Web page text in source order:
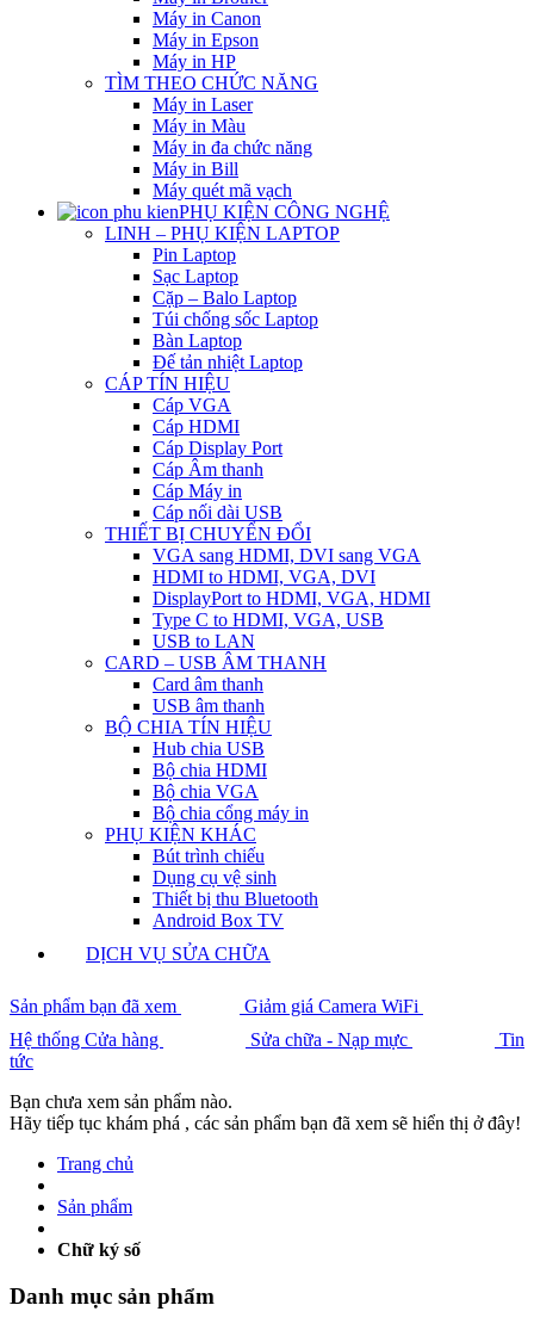
Máy in Canon
Máy in Epson
Máy in HP
TÌM THEO CHỨC NĂNG
Máy in Laser
Máy in Màu
Máy in đa chức năng
Máy in Bill
Máy quét mã vạch
PHỤ KIỆN CÔNG NGHỆ
LINH – PHỤ KIỆN LAPTOP
Pin Laptop
Sạc Laptop
Cặp – Balo Laptop
Túi chống sốc Laptop
Bàn Laptop
Đế tản nhiệt Laptop
CÁP TÍN HIỆU
Cáp VGA
Cáp HDMI
Cáp Display Port
Cáp Âm thanh
Cáp Máy in
Cáp nối dài USB
THIẾT BỊ CHUYỂN ĐỔI
VGA sang HDMI, DVI sang VGA
HDMI to HDMI, VGA, DVI
DisplayPort to HDMI, VGA, HDMI
Type C to HDMI, VGA, USB
USB to LAN
CARD – USB ÂM THANH
Card âm thanh
USB âm thanh
BỘ CHIA TÍN HIỆU
Hub chia USB
Bộ chia HDMI
Bộ chia VGA
Bộ chia cổng máy in
PHỤ KIỆN KHÁC
Bút trình chiếu
Dụng cụ vệ sinh
Thiết bị thu Bluetooth
Android Box TV
DỊCH VỤ SỬA CHỮA
Sản phẩm bạn đã xem
Giảm giá Camera WiFi
Hệ thống Cửa hàng
Sửa chữa - Nạp mực
Tin
tức
Bạn chưa xem sản phẩm nào.
Hãy tiếp tục khám phá , các sản phẩm bạn đã xem sẽ hiển thị ở đây!
Trang chủ
Sản phẩm
Chữ ký số
Danh mục sản phẩm